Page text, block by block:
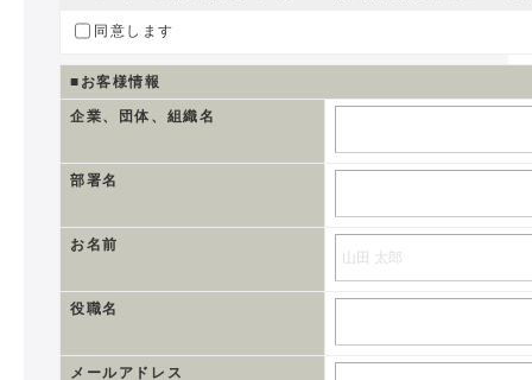
同意します
■お客様情報
企業、団体、組織名
部署名
お名前
役職名
メールアドレス